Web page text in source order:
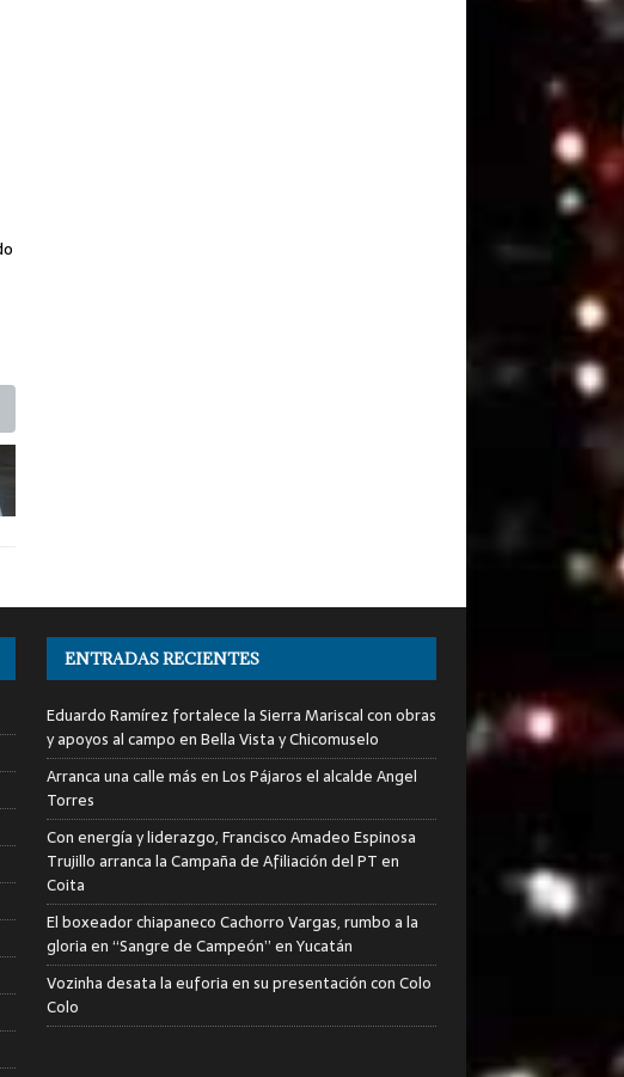
ENTRADAS RECIENTES
Eduardo Ramírez fortalece la Sierra Mariscal con obras
y apoyos al campo en Bella Vista y Chicomuselo
Arranca una calle más en Los Pájaros el alcalde Angel
Torres
Con energía y liderazgo, Francisco Amadeo Espinosa
Trujillo arranca la Campaña de Afiliación del PT en
Coita
El boxeador chiapaneco Cachorro Vargas, rumbo a la
gloria en “Sangre de Campeón” en Yucatán
Vozinha desata la euforia en su presentación con Colo
Colo